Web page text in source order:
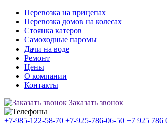
Перевозка на прицепах
Перевозка домов на колесах
Стоянка катеров
Самоходные паромы
Дачи на воде
Ремонт
Цены
О компании
Контакты
Заказать звонок
+7-985-122-58-70 +7-925-786-06-50 +7 925 786